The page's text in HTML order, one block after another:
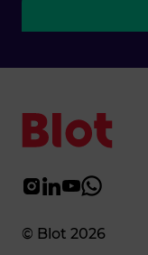
© Blot 2026